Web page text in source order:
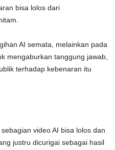
bisa lolos dari
AI semata, melainkan pada
mengaburkan tanggung jawab,
terhadap kebenaran itu
video AI bisa lolos dan
justru dicurigai sebagai hasil